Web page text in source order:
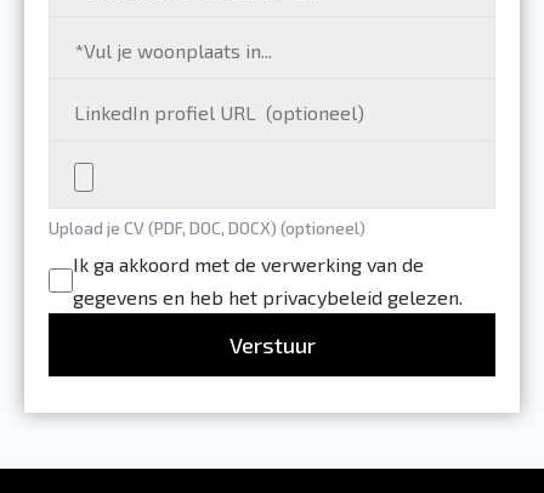
Upload je CV (PDF, DOC, DOCX) (optioneel)
Ik ga akkoord met de verwerking van de
gegevens en heb het privacybeleid gelezen.
Verstuur